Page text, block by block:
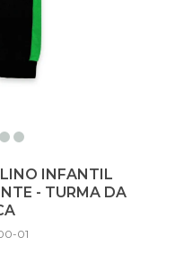
INFANTIL
- TURMA DA
01